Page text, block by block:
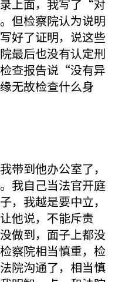
上面，我写了“对
但检察院认为说明
好了证明，说这些
最后也没有认定刑
查报告说“没有异
无故检查什么身
带到他办公室了，
我自己当法官开庭
，我越是要中立，
他说，不能斥责
做到，面子上都没
察院相当慎重，检
院沟通了，相当慎